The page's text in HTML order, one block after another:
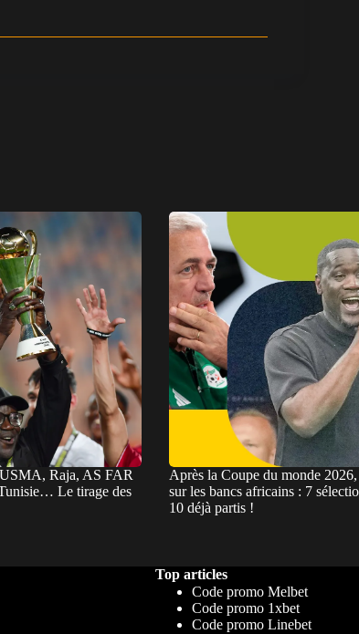
Raja, AS FAR
Le tirage des
Après la Coupe du monde 2026,
sur les bancs africains : 7
10 déjà partis !
Top articles
Code promo Melbet
Code promo 1xbet
Code promo Linebet